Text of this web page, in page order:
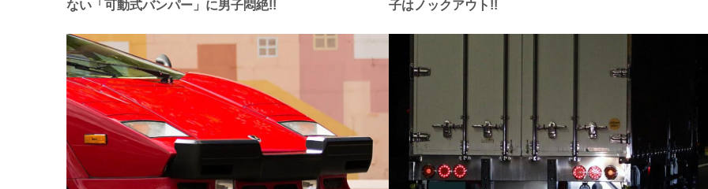
ない「可動式バンパー」に男子悶絶!!
子はノックアウト!!